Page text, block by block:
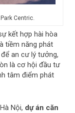
Centric.
kết hợp hài hòa
tiềm năng phát
an cư lý tưởng,
là cơ hội đầu tư
tâm điểm phát
Nội, dự án căn